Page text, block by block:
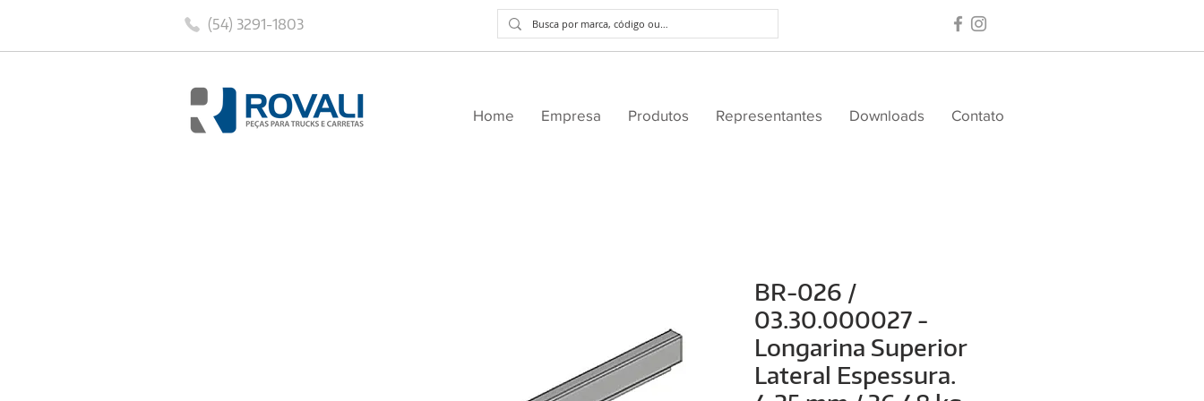
(54) 3291-1803
Home Empresa Produtos Representantes Downloads Contato
BR-026 /
03.30.000027 -
Longarina Superior
Lateral Espessura.